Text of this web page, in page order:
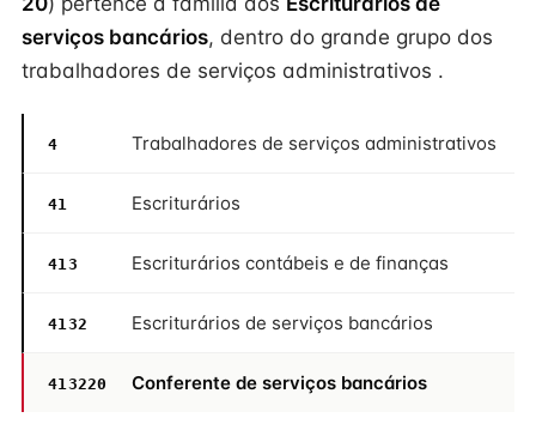
serviços bancários, dentro do grande grupo dos
trabalhadores de serviços administrativos .
4 Trabalhadores de serviços administrativos
41 Escriturários
413 Escriturários contábeis e de finanças
4132 Escriturários de serviços bancários
413220 Conferente de serviços bancários